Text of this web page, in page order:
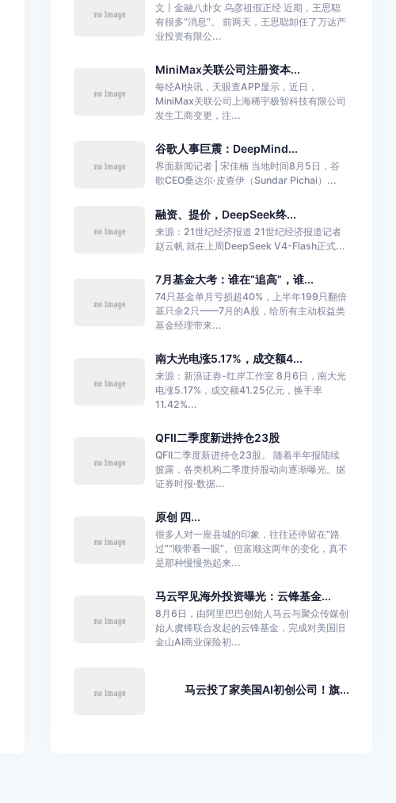
文丨金融八卦女 乌彦祖假正经 近期，王思聪
有很多“消息”。 前两天，王思聪卸任了万达产
业投资有限公...
MiniMax关联公司注册资本...
每经AI快讯，天眼查APP显示，近日，
MiniMax关联公司上海稀宇极智科技有限公司
发生工商变更，注...
谷歌人事巨震：DeepMind...
界面新闻记者 | 宋佳楠 当地时间8月5日，谷
歌CEO桑达尔·皮查伊（Sundar Pichai）...
融资、提价，DeepSeek终...
来源：21世纪经济报道 21世纪经济报道记者
赵云帆 就在上周DeepSeek V4-Flash正式...
7月基金大考：谁在“追高”，谁...
74只基金单月亏损超40%，上半年199只翻倍
基只余2只——7月的A股，给所有主动权益类
基金经理带来...
南大光电涨5.17%，成交额4...
来源：新浪证券-红岸工作室 8月6日，南大光
电涨5.17%，成交额41.25亿元，换手率
11.42%...
QFII二季度新进持仓23股
QFII二季度新进持仓23股。 随着半年报陆续
披露，各类机构二季度持股动向逐渐曝光。据
证券时报·数据...
原创 四...
很多人对一座县城的印象，往往还停留在“路
过”“顺带看一眼”。但富顺这两年的变化，真不
是那种慢慢热起来...
马云罕见海外投资曝光：云锋基金...
8月6日，由阿里巴巴创始人马云与聚众传媒创
始人虞锋联合发起的云锋基金，完成对美国旧
金山AI商业保险初...
马云投了家美国AI初创公司！旗...